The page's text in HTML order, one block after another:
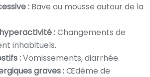
: Bave ou mousse autour de la
:Changements de
inhabituels.
:Vomissements, diarrhée.
graves :Œdème de